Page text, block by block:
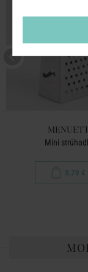
MENUETT
Mini
3,79 €